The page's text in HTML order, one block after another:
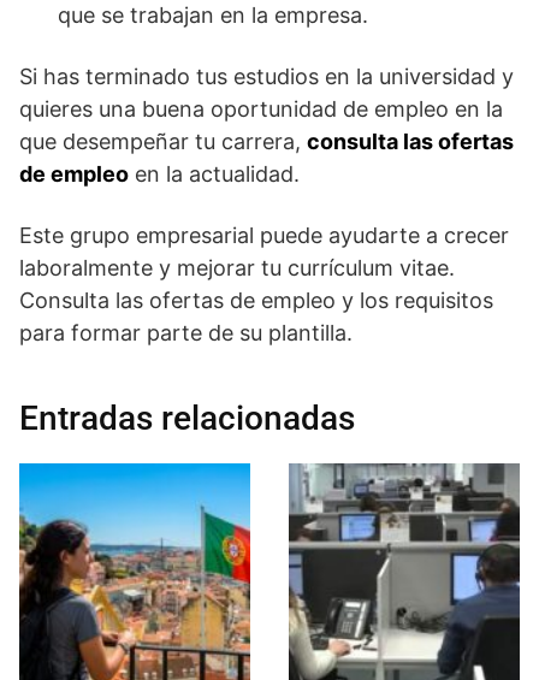
que se trabajan en la empresa.
Si has terminado tus estudios en la universidad y
quieres una buena oportunidad de empleo en la
que desempeñar tu carrera, consulta las ofertas
de empleo en la actualidad.
Este grupo empresarial puede ayudarte a crecer
laboralmente y mejorar tu currículum vitae.
Consulta las ofertas de empleo y los requisitos
para formar parte de su plantilla.
Entradas relacionadas